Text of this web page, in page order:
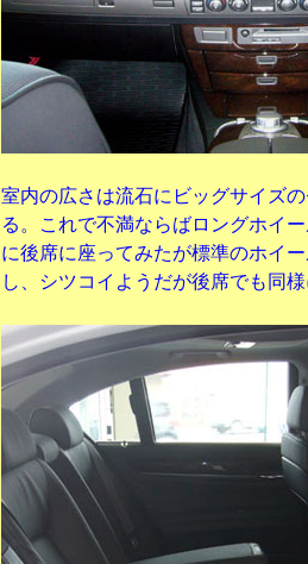
室内の広さは流石にビッグサイズ
る。これで不満ならばロングホイ
に後席に座ってみたが標準のホイ
し、シツコイようだが後席でも同